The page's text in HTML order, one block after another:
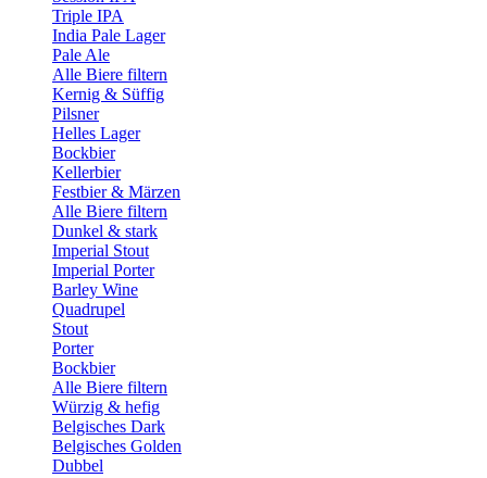
Triple IPA
India Pale Lager
Pale Ale
Alle Biere filtern
Kernig & Süffig
Pilsner
Helles Lager
Bockbier
Kellerbier
Festbier & Märzen
Alle Biere filtern
Dunkel & stark
Imperial Stout
Imperial Porter
Barley Wine
Quadrupel
Stout
Porter
Bockbier
Alle Biere filtern
Würzig & hefig
Belgisches Dark
Belgisches Golden
Dubbel